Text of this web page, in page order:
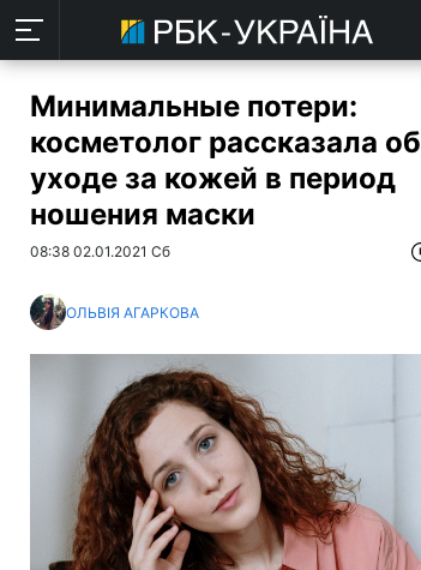
Минимальные потери:
косметолог рассказала об
уходе за кожей в период
ношения маски
08:38 02.01.2021 Сб
ОЛЬВІЯ АГАРКОВА